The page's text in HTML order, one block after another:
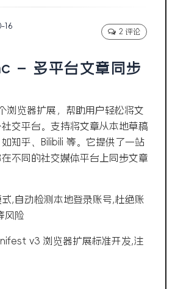
16
2 评论
– 多平台文章同步
浏览器扩展，帮助用户轻松将文
交平台。支持将文章从本地草稿
知乎、Bilibili 等。它提供了一站
不同的社交媒体平台上同步文章
,自动检测本地登录账号,杜绝账
风险
v3 浏览器扩展标准开发,注